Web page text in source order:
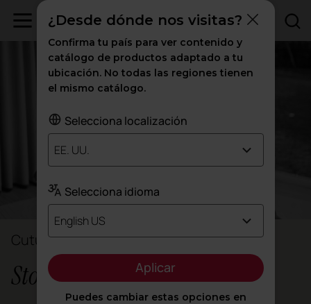
Cutu Mazuelos & Eva Prego
Stone Designs
¿Desde dónde nos visitas?
Confirma tu país para ver contenido y
catálogo de productos adaptado a tu
ubicación. No todas las regiones tienen
el mismo catálogo.
Selecciona localización
EE. UU.
Selecciona idioma
English US
Aplicar
Puedes cambiar estas opciones en